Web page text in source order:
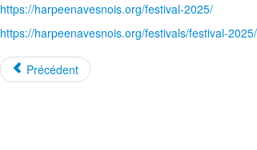
https://harpeenavesnois.org/festival-2025/
https://harpeenavesnois.org/festivals/festival-
Précédent